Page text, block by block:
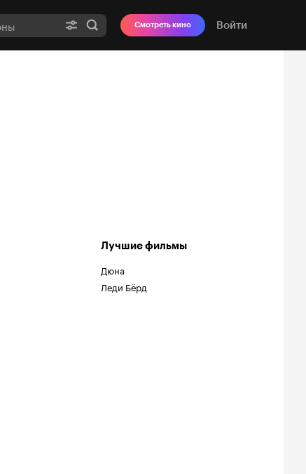
Смотреть кино Войти
Лучшие фильмы
Дюна
Леди Бёрд